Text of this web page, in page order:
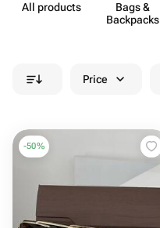
All products
Bags &
Backpacks
Price
-50%